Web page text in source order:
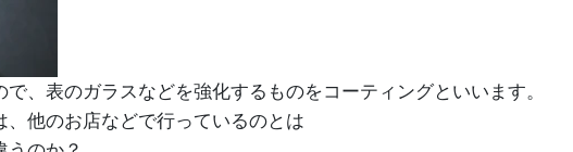
、表のガラスなどを強化するものをコーティングといいます。
他のお店などで行っているのとは